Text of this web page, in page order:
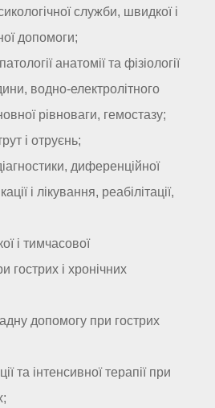
служби, швидкої і
допомоги;
анатомії та фізіології
водно-електролітного
рівноваги, гемостазу;
і отруєнь;
диференційної
і лікування, реабілітації,
і тимчасової
гострих і хронічних
допомогу при гострих
та інтенсивної терапії при